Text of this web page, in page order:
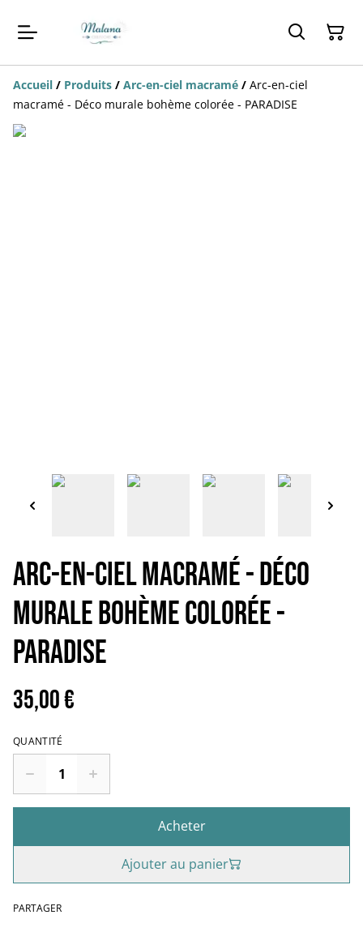
Accueil / Produits / Arc-en-ciel macramé / Arc-en-ciel
macramé - Déco murale bohème colorée - PARADISE
Arc-en-ciel macramé - Déco
murale bohème colorée -
PARADISE
35,00 €
QUANTITÉ
Acheter
Ajouter au panier
PARTAGER